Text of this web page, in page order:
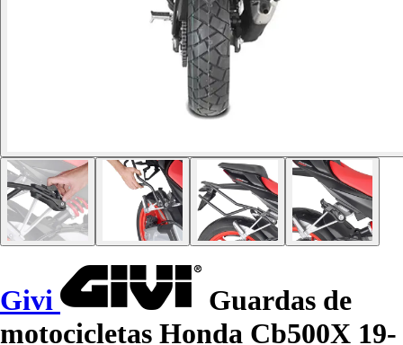
Givi
Guardas de
motocicletas Honda Cb500X 19-